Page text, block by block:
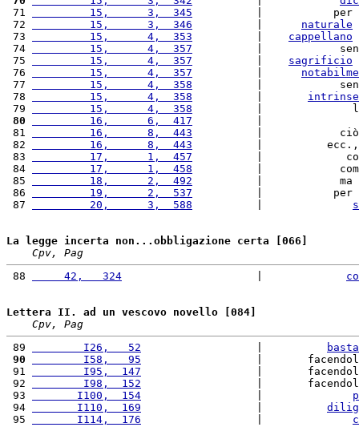
71
         15,      3,  345
          |           per
72
         15,      3,  346
naturale
73
         15,      4,  353
cappellano
74
         15,      4,  357
|
75
         15,      4,  357
sagrificio
76
         15,      4,  357
77
         15,      4,  358
|
78
         15,      4,  358
79
         15,      4,  358
|
80
         16,      6,  417
81
         16,      8,  443
|
82
         16,      8,  443
|
83
         17,      1,  457
|
84
         17,      1,  458
|
85
         18,      2,  492
|
86
         19,      2,  537
          |           per
87
         20,      3,  588
La legge incerta non...obbligazione certa [066]
Cpv, Pag
88
     42,   324
Lettera II. ad un vescovo novello [084]
Cpv, Pag
89
        I26,   52
basta
90
        I58,   95
|
91
        I95,  147
|
92
        I98,  152
|
93
       I100,  154
94
       I110,  169
95
       I114,  176